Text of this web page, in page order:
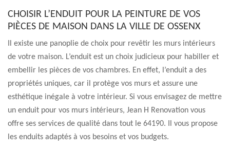
CHOISIR L’ENDUIT POUR LA PEINTURE DE VOS
PIÈCES DE MAISON DANS LA VILLE DE OSSENX
Il existe une panoplie de choix pour revêtir les murs intérieurs
de votre maison. L’enduit est un choix judicieux pour habiller et
embellir les pièces de vos chambres. En effet, l’enduit a des
propriétés uniques, car il protège vos murs et assure une
esthétique inégale à votre intérieur. Si vous envisagez de mettre
un enduit pour vos murs intérieurs, Jean H Renovation vous
offre ses services de qualité dans tout le 64190. Il vous propose
les enduits adaptés à vos besoins et vos budgets.